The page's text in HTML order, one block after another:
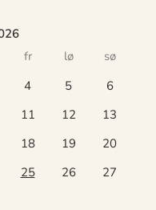
fr lø
sø
4 5
6
11 12
13
18 19
20
25 26
27